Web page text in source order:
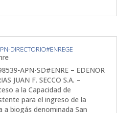
DIRECTORIO#ENREGE
APN-SD#ENRE – EDENOR
JUAN F. SECCO S.A. –
a la Capacidad de
para el ingreso de la
a biogás denominada San